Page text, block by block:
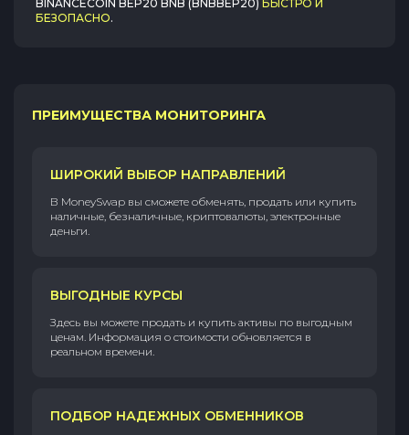
BINANCECOIN BEP20 BNB (BNBBEP20) БЫСТРО И
БЕЗОПАСНО.
ПРЕИМУЩЕСТВА МОНИТОРИНГА
ШИРОКИЙ ВЫБОР НАПРАВЛЕНИЙ
В MoneySwap вы сможете обменять, продать или купить
наличные, безналичные, криптовалюты, электронные
деньги.
ВЫГОДНЫЕ КУРСЫ
Здесь вы можете продать и купить активы по выгодным
ценам. Информация о стоимости обновляется в
реальном времени.
ПОДБОР НАДЕЖНЫХ ОБМЕННИКОВ